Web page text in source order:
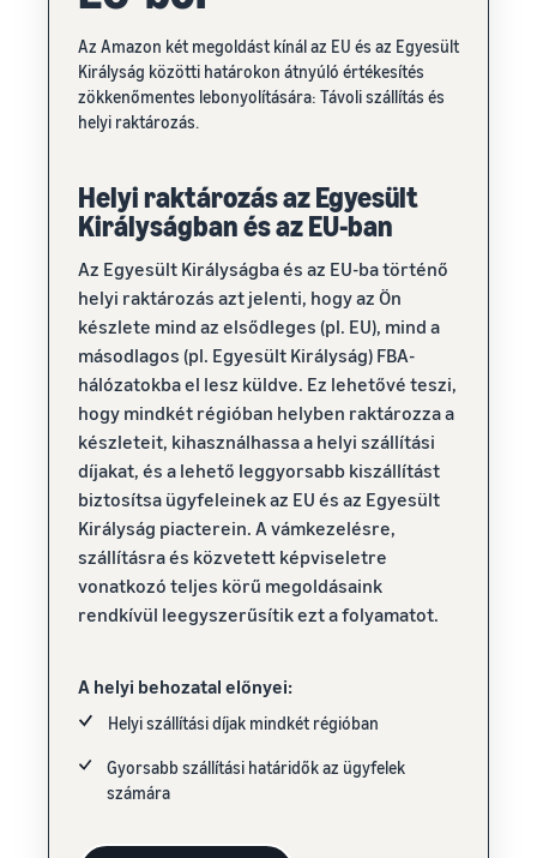
Az Amazon két megoldást kínál az EU és az Egyesült
Királyság közötti határokon átnyúló értékesítés
zökkenőmentes lebonyolítására: Távoli szállítás és
helyi raktározás.
Helyi raktározás az Egyesült
Királyságban és az EU-ban
Az Egyesült Királyságba és az EU-ba történő
helyi raktározás azt jelenti, hogy az Ön
készlete mind az elsődleges (pl. EU), mind a
másodlagos (pl. Egyesült Királyság) FBA-
hálózatokba el lesz küldve. Ez lehetővé teszi,
hogy mindkét régióban helyben raktározza a
készleteit, kihasználhassa a helyi szállítási
díjakat, és a lehető leggyorsabb kiszállítást
biztosítsa ügyfeleinek az EU és az Egyesült
Királyság piacterein. A vámkezelésre,
szállításra és közvetett képviseletre
vonatkozó teljes körű megoldásaink
rendkívül leegyszerűsítik ezt a folyamatot.
A helyi behozatal előnyei:
Helyi szállítási díjak mindkét régióban
Gyorsabb szállítási határidők az ügyfelek
számára